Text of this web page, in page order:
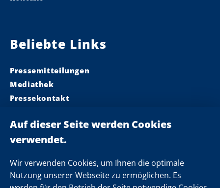
Wir verwenden Cookies, um Ihnen die optimale
Nutzung unserer Webseite zu ermöglichen. Es
Beliebte Links
Pressemitteilungen
Mediathek
Pressekontakt
Landeskabinett
Einsamkeit